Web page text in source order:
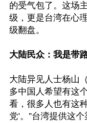
的受气包了。这场
级，更是台湾在心
级翻盘。
大陆民众：我是带
大陆异见人士杨山
多中国人希望有这
看，很多人也有这
党’。”台湾提供这